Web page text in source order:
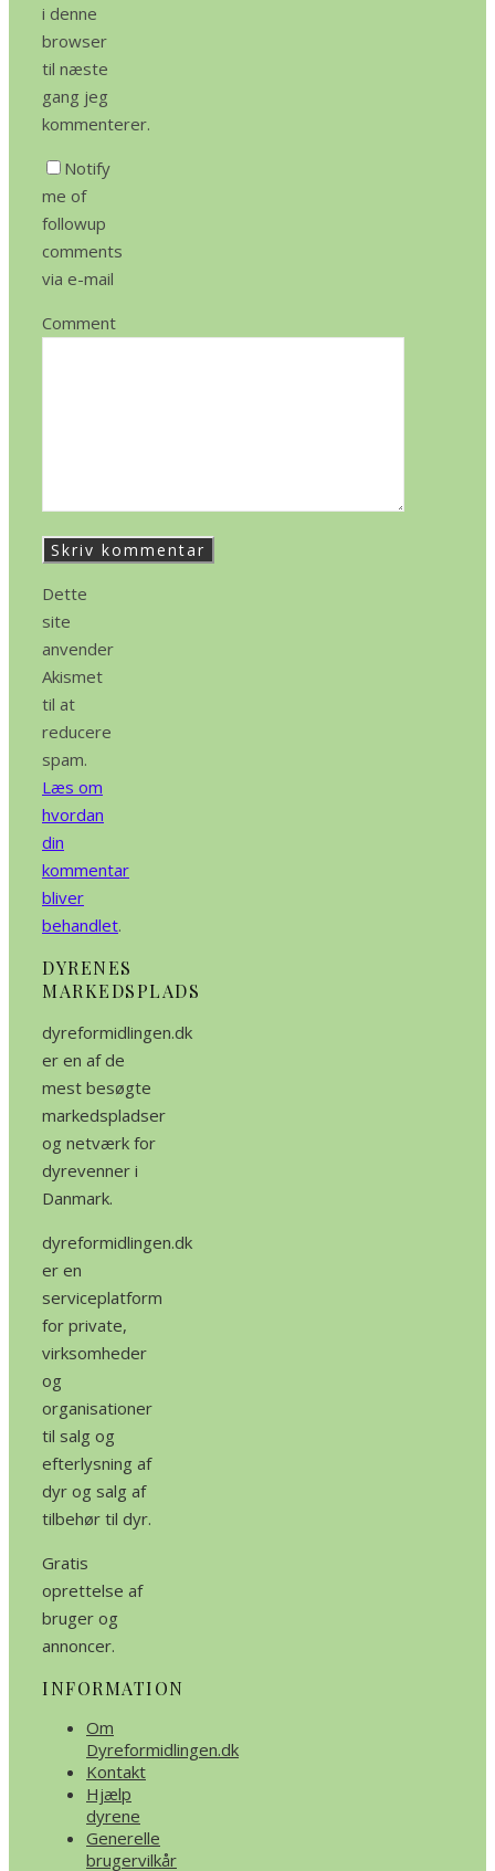
i denne
browser
til næste
gang jeg
kommenterer.
Notify
me of
followup
comments
via e-mail
Comment
Dette
site
anvender
Akismet
til at
reducere
spam.
Læs om
hvordan
din
kommentar
bliver
behandlet.
DYRENES
MARKEDSPLADS
dyreformidlingen.dk
er en af de
mest besøgte
markedspladser
og netværk for
dyrevenner i
Danmark.
dyreformidlingen.dk
er en
serviceplatform
for private,
virksomheder
og
organisationer
til salg og
efterlysning af
dyr og salg af
tilbehør til dyr.
Gratis
oprettelse af
bruger og
annoncer.
INFORMATION
Om
Dyreformidlingen.dk
Kontakt
Hjælp
dyrene
Generelle
brugervilkår